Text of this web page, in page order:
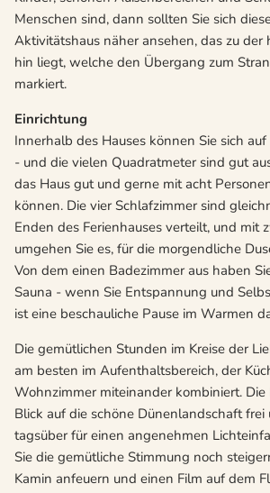
Menschen sind, dann sollten Sie sich
Aktivitätshaus näher ansehen, das zu der
hin liegt, welche den Übergang zum
markiert.
Einrichtung
Innerhalb des Hauses können Sie sich
- und die vielen Quadratmeter sind gut
das Haus gut und gerne mit acht
können. Die vier Schlafzimmer sind
Enden des Ferienhauses verteilt, und mit
umgehen Sie es, für die morgendliche
Von dem einen Badezimmer aus haben
Sauna - wenn Sie Entspannung und
ist eine beschauliche Pause im Warmen
Die gemütlichen Stunden im Kreise der
am besten im Aufenthaltsbereich, der
Wohnzimmer miteinander kombiniert. Die
Blick auf die schöne Dünenlandschaft frei
tagsüber für einen angenehmen
Sie die gemütliche Stimmung noch
Kamin anfeuern und einen Film auf dem